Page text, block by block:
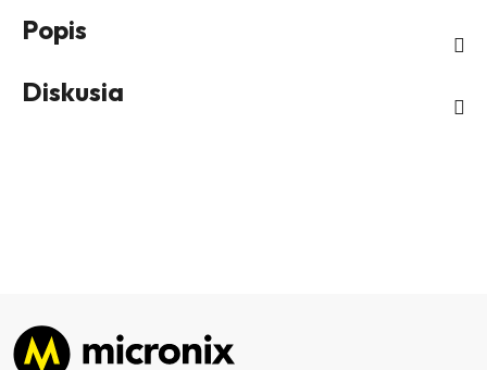
Popis
Diskusia
Zápätie